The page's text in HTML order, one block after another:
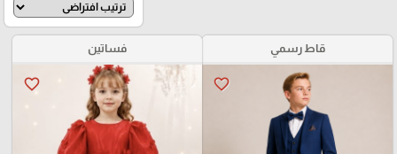
قاط رسمي
favorite_border
فساتين
favorite_border